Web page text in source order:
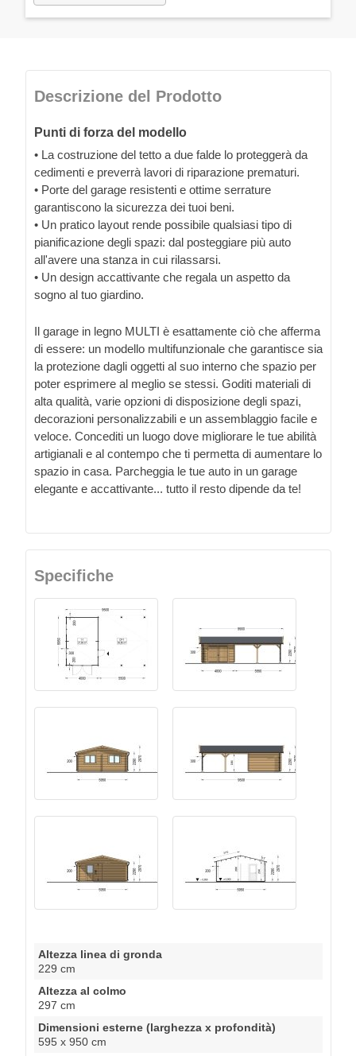
Descrizione del Prodotto
Punti di forza del modello
• La costruzione del tetto a due falde lo proteggerà da
cedimenti e preverrà lavori di riparazione prematuri.
• Porte del garage resistenti e ottime serrature
garantiscono la sicurezza dei tuoi beni.
• Un pratico layout rende possibile qualsiasi tipo di
pianificazione degli spazi: dal posteggiare più auto
all'avere una stanza in cui rilassarsi.
• Un design accattivante che regala un aspetto da
sogno al tuo giardino.
Il garage in legno MULTI è esattamente ciò che afferma
di essere: un modello multifunzionale che garantisce sia
la protezione dagli oggetti al suo interno che spazio per
poter esprimere al meglio se stessi. Goditi materiali di
alta qualità, varie opzioni di disposizione degli spazi,
decorazioni personalizzabili e un assemblaggio facile e
veloce. Concediti un luogo dove migliorare le tue abilità
artigianali e al contempo che ti permetta di aumentare lo
spazio in casa. Parcheggia le tue auto in un garage
elegante e accattivante... tutto il resto dipende da te!
Specifiche
Altezza linea di gronda
229 cm
Altezza al colmo
297 cm
Dimensioni esterne (larghezza x profondità)
595 x 950 cm